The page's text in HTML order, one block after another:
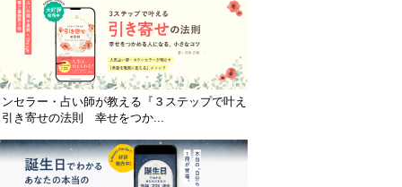
セラー・占い師が教える『３ステップで叶え
き寄せの法則 幸せをつか...